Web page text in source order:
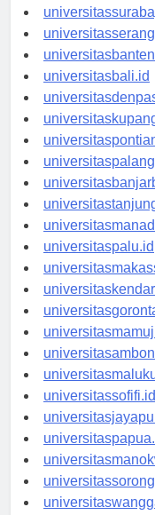
universitasbali.id
universitaspalu.id
universitassofifi.id